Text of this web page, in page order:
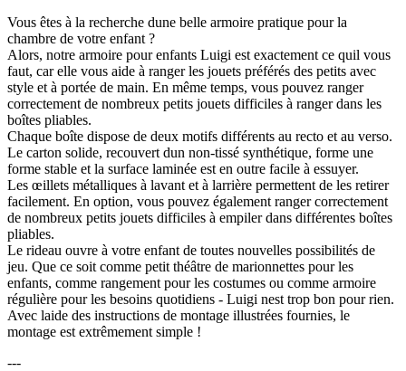
Vous êtes à la recherche dune belle armoire pratique pour la
chambre de votre enfant ?
Alors, notre armoire pour enfants Luigi est exactement ce quil vous
faut, car elle vous aide à ranger les jouets préférés des petits avec
style et à portée de main. En même temps, vous pouvez ranger
correctement de nombreux petits jouets difficiles à ranger dans les
boîtes pliables.
Chaque boîte dispose de deux motifs différents au recto et au verso.
Le carton solide, recouvert dun non-tissé synthétique, forme une
forme stable et la surface laminée est en outre facile à essuyer.
Les œillets métalliques à lavant et à larrière permettent de les retirer
facilement. En option, vous pouvez également ranger correctement
de nombreux petits jouets difficiles à empiler dans différentes boîtes
pliables.
Le rideau ouvre à votre enfant de toutes nouvelles possibilités de
jeu. Que ce soit comme petit théâtre de marionnettes pour les
enfants, comme rangement pour les costumes ou comme armoire
régulière pour les besoins quotidiens - Luigi nest trop bon pour rien.
Avec laide des instructions de montage illustrées fournies, le
montage est extrêmement simple !
---